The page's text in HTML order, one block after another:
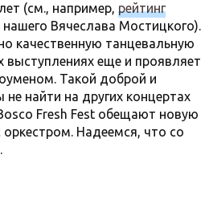
(см., например, рейтинг
нашего Вячеслава Мостицкого).
качественную танцевальную
еще и проявляет
Такой доброй и
найти на других концертах
Fresh Fest обещают новую
оркестром. Надеемся, что со